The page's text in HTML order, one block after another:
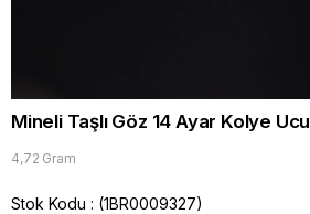
Mineli Taşlı Göz 14 Ayar Kolye Ucu
4,72 Gram
Stok Kodu (1BR0009327)